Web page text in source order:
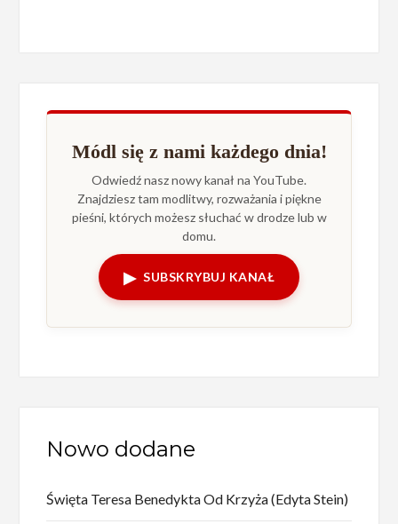
Módl się z nami każdego dnia!
Odwiedź nasz nowy kanał na YouTube.
Znajdziesz tam modlitwy, rozważania i piękne
pieśni, których możesz słuchać w drodze lub w
domu.
▶ SUBSKRYBUJ KANAŁ
Nowo dodane
Święta Teresa Benedykta Od Krzyża (Edyta Stein)